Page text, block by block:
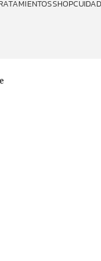
SHOP